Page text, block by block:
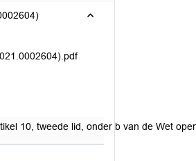
10, tweede lid, onder b van de Wet